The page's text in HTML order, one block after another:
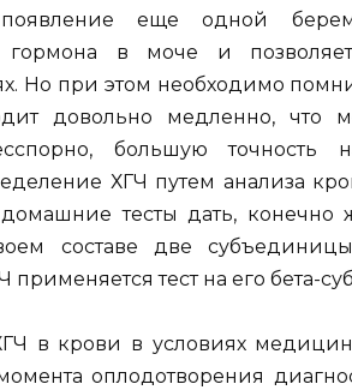
еще одной
в моче и позволяет
Но при этом необходимо
довольно медленно, что
большую точность
ХГЧ путем анализа
тесты дать, конечно
составе две
тест на его бета-
в крови в условиях
оплодотворения